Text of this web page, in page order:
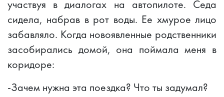
участвуя в диалогах на автопилоте. Седа
сидела, набрав в рот воды. Ее хмурое лицо
забавляло. Когда новоявленные родственники
засобирались домой, она поймала меня в
коридоре:
-Зачем нужна эта поездка? Что ты задумал?